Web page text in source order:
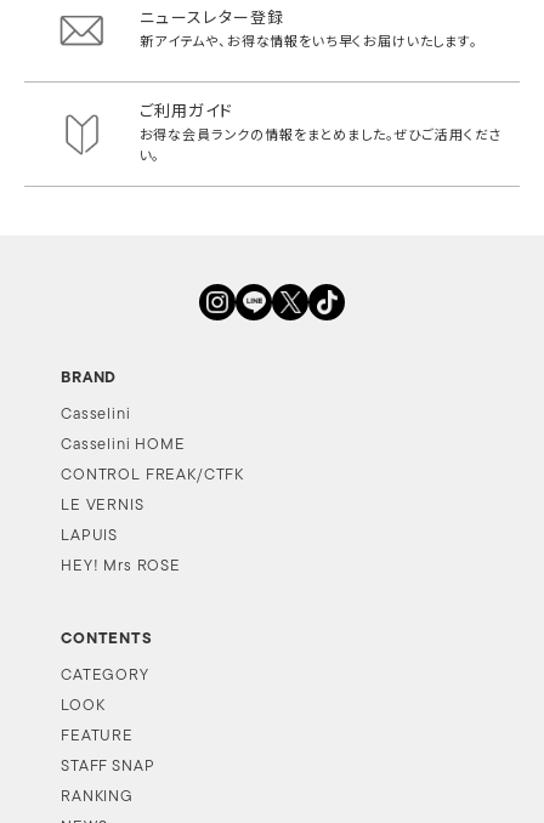
ニュースレター登録
新アイテムや、お得な情報をいち早く お届けいたします。
ご利用ガイド
お得な会員ランクの情報をまとめました。ぜひご活用くださ
い。
BRAND
Casselini
Casselini HOME
CONTROL FREAK/CTFK
LE VERNIS
LAPUIS
HEY! Mrs ROSE
CONTENTS
CATEGORY
LOOK
FEATURE
STAFF SNAP
RANKING